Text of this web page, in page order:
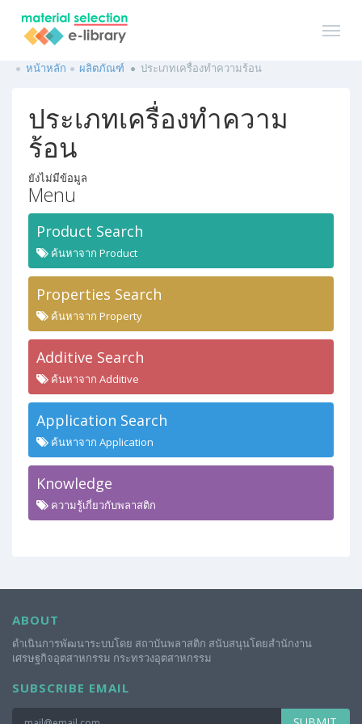
หน้าหลัก ผลิตภัณฑ์ ประเภทเครื่องทำความร้อน
ประเภทเครื่องทำความ
ร้อน
ยังไม่มีข้อมูล
Menu
Product Search
ค้นหาจาก Product
Properties Search
ค้นหาจาก Property
Additive Search
ค้นหาจาก Additive
Application Search
ค้นหาจาก Application
Knowledge
ความรู้เกี่ยวกับพลาสติก
ABOUT
ดำเนินการพัฒนาระบบโดย สถาบันพลาสติก สนับสนุนโดยสำนักงาน
เศรษฐกิจอุตสาหกรรม กระทรวงอุตสาหกรรม
SUBSCRIBE EMAIL